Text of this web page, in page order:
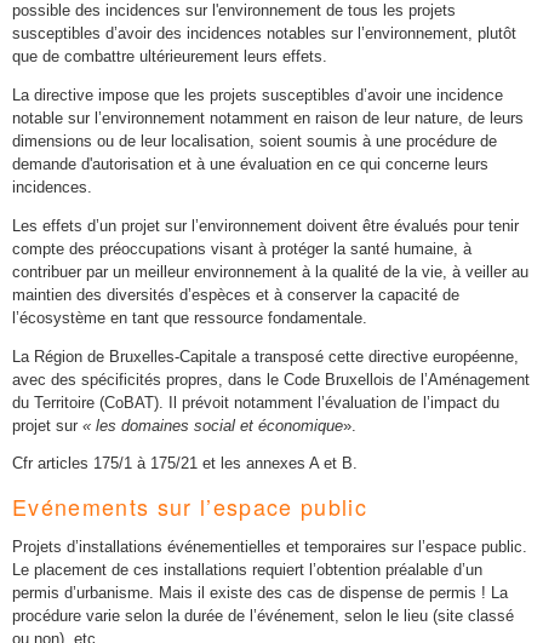
possible des incidences sur l'environnement de tous les projets
susceptibles d’avoir des incidences notables sur l’environnement, plutôt
que de combattre ultérieurement leurs effets.
La directive impose que les projets susceptibles d’avoir une incidence
notable sur l’environnement notamment en raison de leur nature, de leurs
dimensions ou de leur localisation, soient soumis à une procédure de
demande d'autorisation et à une évaluation en ce qui concerne leurs
incidences.
Les effets d’un projet sur l’environnement doivent être évalués pour tenir
compte des préoccupations visant à protéger la santé humaine, à
contribuer par un meilleur environnement à la qualité de la vie, à veiller au
maintien des diversités d’espèces et à conserver la capacité de
l’écosystème en tant que ressource fondamentale.
La Région de Bruxelles-Capitale a transposé cette directive européenne,
avec des spécificités propres, dans le Code Bruxellois de l’Aménagement
du Territoire (CoBAT). Il prévoit notamment l’évaluation de l’impact du
projet sur « les domaines social et économique».
Cfr articles 175/1 à 175/21 et les annexes A et B.
Evénements sur l’espace public
Projets d’installations événementielles et temporaires sur l’espace public.
Le placement de ces installations requiert l’obtention préalable d’un
permis d’urbanisme. Mais il existe des cas de dispense de permis ! La
procédure varie selon la durée de l’événement, selon le lieu (site classé
ou non), etc.